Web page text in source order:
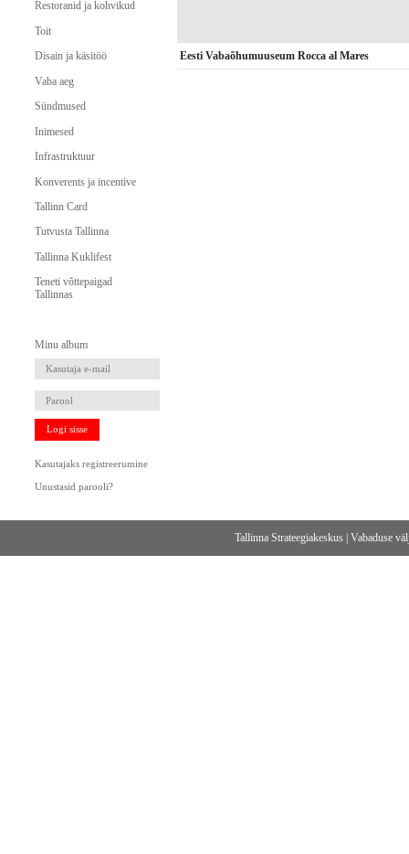
Restoranid ja kohvikud
Toit
Disain ja käsitöö
Vaba aeg
Sündmused
Inimesed
Infrastruktuur
Konverents ja incentive
Tallinn Card
Tutvusta Tallinna
Tallinna Kuklifest
Teneti võttepaigad
Tallinnas
Minu album
Logi sisse
Kasutajaks registreerumine
Unustasid parooli?
Eesti Vabaõhumuuseum Rocca al Mares
Tallinna Strateegiakeskus |Vabaduse